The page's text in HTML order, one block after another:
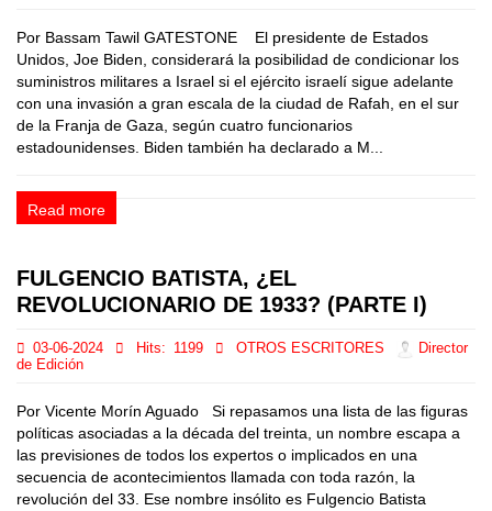
Por Bassam Tawil GATESTONE El presidente de Estados
Unidos, Joe Biden, considerará la posibilidad de condicionar los
suministros militares a Israel si el ejército israelí sigue adelante
con una invasión a gran escala de la ciudad de Rafah, en el sur
de la Franja de Gaza, según cuatro funcionarios
estadounidenses. Biden también ha declarado a M...
Read more
FULGENCIO BATISTA, ¿EL
REVOLUCIONARIO DE 1933? (PARTE I)
03-06-2024 Hits: 1199 OTROS ESCRITORES
Director
de Edición
Por Vicente Morín Aguado Si repasamos una lista de las figuras
políticas asociadas a la década del treinta, un nombre escapa a
las previsiones de todos los expertos o implicados en una
secuencia de acontecimientos llamada con toda razón, la
revolución del 33. Ese nombre insólito es Fulgencio Batista